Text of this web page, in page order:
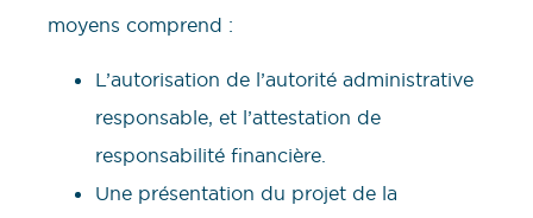
moyens comprend :
L’autorisation de l’autorité administrative
responsable, et l’attestation de
responsabilité financière.
Une présentation du projet de la